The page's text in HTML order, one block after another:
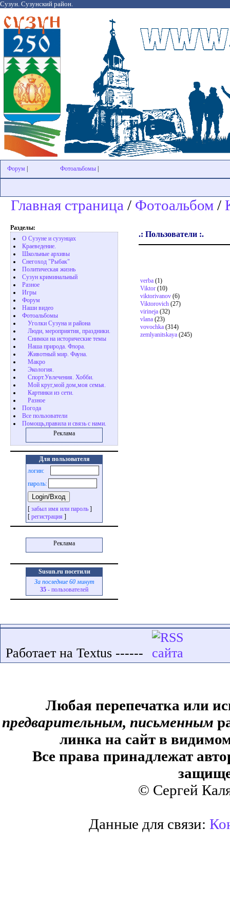
Сузун. Сузунский район.
Форум Фотоальбомы
Главная страница / Фотоальбом /
Разделы:
О Сузуне и сузунцах
Краеведение.
Школьные архивы
Снегоход "Рыбак"
Политическая жизнь
Сузун криминальный
Разное
Игры
Форум
Наши видео
Фотоальбомы
Уголки Сузуна и района
Люди, мероприятия, праздники.
Снимки на исторические темы
Наша природа. Флора.
Животный мир. Фауна.
Макро
Экология.
Cпорт.Увлечения. Хобби.
Мой круг,мой дом,моя семья.
Картинки из сети.
Разное
Погода
Все пользователи
Помощь,правила и связь с нами.
Реклама
Для пользователя
логин:
пароль:
[ забыл имя или пароль ]
[ регистрация ]
Реклама
Susun.ru посетили
За последние 60 минут
35 - пользователей
.: Пользователи :.
verba (1)
Viktor (10)
viktorivanov (6)
Viktorovich (27)
virineja (32)
vlana (23)
vovochka (314)
zemlyanitskaya (245)
Работает на Textus ------
Любая перепечатка или
предварительным, письменным
линка на сайт в
Все права принадлежат
© Сергей
Данные для связи: